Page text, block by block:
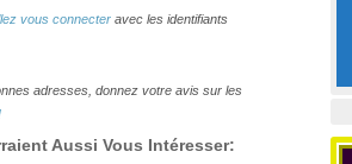
vous connecter avec les identifiants
adresses, donnez votre avis sur les
Aussi Vous Intéresser: